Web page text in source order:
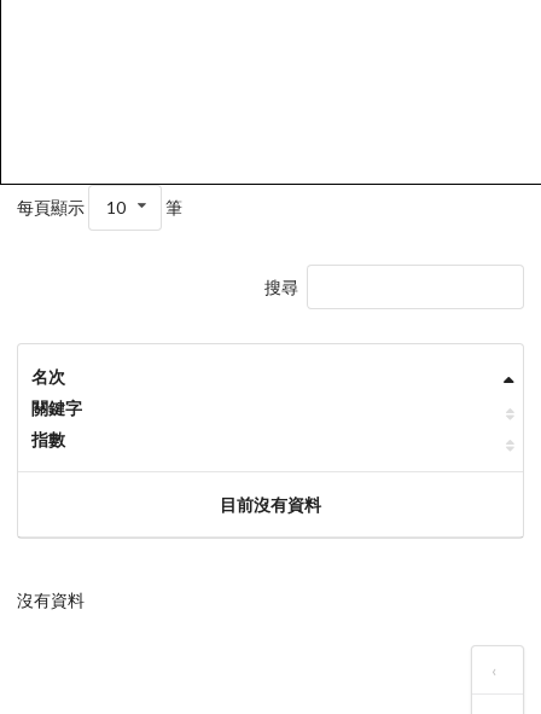
每頁顯示 10 筆
搜尋
名次
關鍵字
指數
目前沒有資料
沒有資料
‹